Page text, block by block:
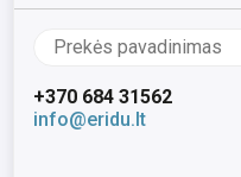
Ieškoti:
+370 684 31562
info@eridu.lt